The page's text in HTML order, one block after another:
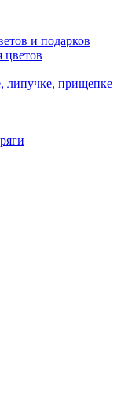
и подарков
цветов
липучке, прищепке